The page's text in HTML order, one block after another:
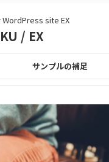
site EX
/ EX
サンプルの補足